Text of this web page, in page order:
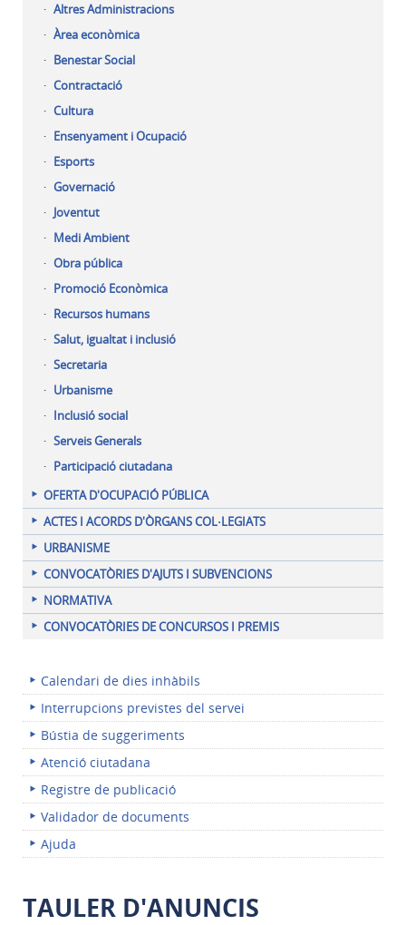
Altres Administracions
Àrea econòmica
Benestar Social
Contractació
Cultura
Ensenyament i Ocupació
Esports
Governació
Joventut
Medi Ambient
Obra pública
Promoció Econòmica
Recursos humans
Salut, igualtat i inclusió
Secretaria
Urbanisme
Inclusió social
Serveis Generals
Participació ciutadana
OFERTA D'OCUPACIÓ PÚBLICA
ACTES I ACORDS D'ÒRGANS COL·LEGIATS
URBANISME
CONVOCATÒRIES D'AJUTS I SUBVENCIONS
NORMATIVA
CONVOCATÒRIES DE CONCURSOS I PREMIS
Calendari de dies inhàbils
Interrupcions previstes del servei
Bústia de suggeriments
Atenció ciutadana
Registre de publicació
Validador de documents
Ajuda
TAULER D'ANUNCIS